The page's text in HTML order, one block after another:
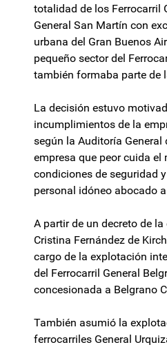
totalidad de los Ferrocarril
General San Martín con
urbana del Gran Buenos
pequeño sector del
también formaba parte de
La decisión estuvo
incumplimientos de la
según la Auditoría General
empresa que peor cuida
condiciones de seguridad
personal idóneo abocado
A partir de un decreto de
Cristina Fernández de
cargo de la explotación
del Ferrocarril General
concesionada a Belgrano
También asumió la
ferrocarriles General